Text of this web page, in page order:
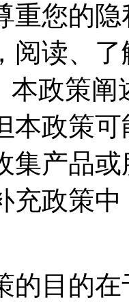
尊重您
阅读
本政策
但本政
集产品
政策中
目的在